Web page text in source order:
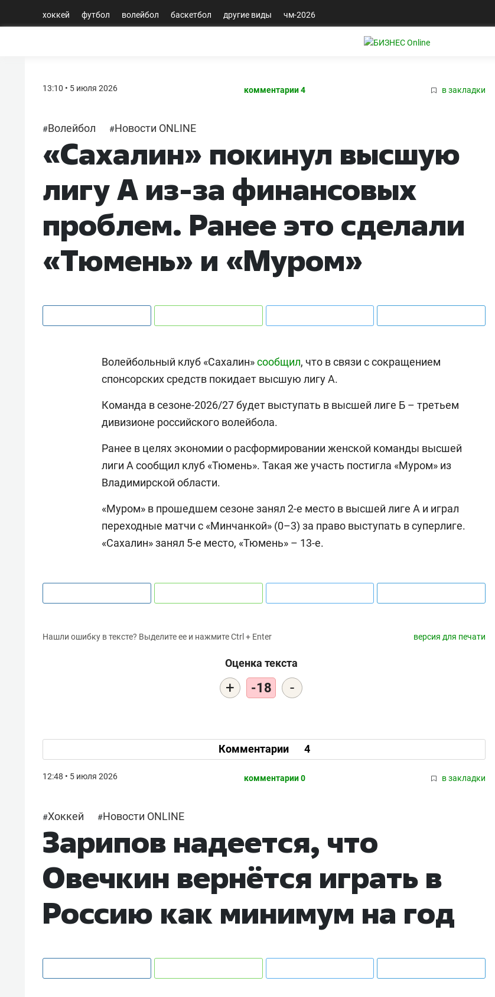
хоккей футбол волейбол баскетбол другие виды чм-2026
13:10 • 5 июля 2026 комментарии 4 в закладки
#Волейбол #Новости ONLINE
«Сахалин» покинул высшую
лигу А из-за финансовых
проблем. Ранее это сделали
«Тюмень» и «Муром»
Волейбольный клуб «Сахалин»сообщил, что в связи с сокращением
спонсорских средств покидает высшую лигу А.
Команда в сезоне-2026/27 будет выступать в высшей лиге Б – третьем
дивизионе российского волейбола.
Ранее в целях экономии о расформировании женской команды высшей
лиги А сообщил клуб «Тюмень». Такая же участь постигла «Муром» из
Владимирской области.
«Муром» в прошедшем сезоне занял 2-е место в высшей лиге А и играл
переходные матчи с «Минчанкой» (0–3) за право выступать в суперлиге.
«Сахалин» занял 5-е место, «Тюмень» – 13-е.
Нашли ошибку в тексте? Выделите ее и нажмите Ctrl + Enter версия для печати
Оценка текста
+ -18 -
Комментарии 4
12:48 • 5 июля 2026 комментарии 0 в закладки
#Хоккей #Новости ONLINE
Зарипов надеется, что
Овечкин вернётся играть в
Россию как минимум на год